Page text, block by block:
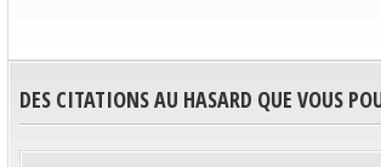
DES CITATIONS AU HASARD QUE VOUS